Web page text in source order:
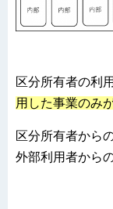
区分所有者の利
用した事業のみ
区分所有者から
外部利用者から